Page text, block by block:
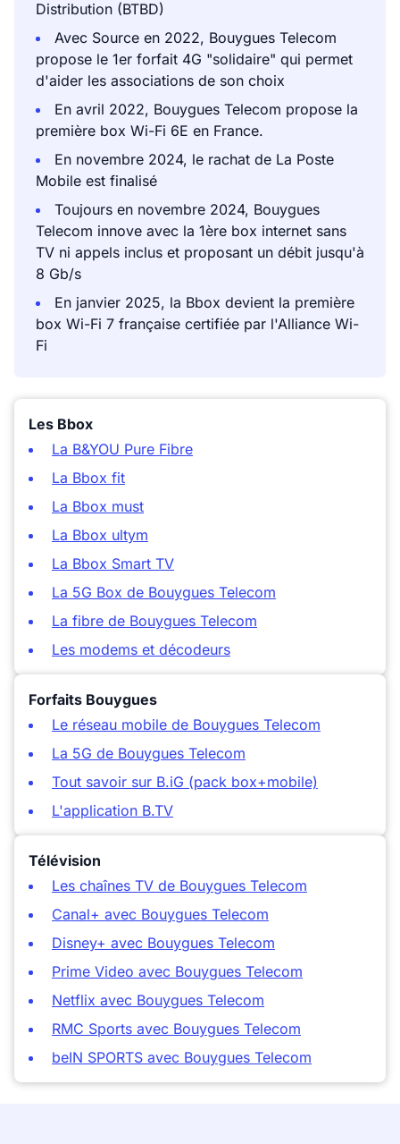
Distribution (BTBD)
Avec Source en 2022, Bouygues Telecom
propose le 1er forfait 4G "solidaire" qui permet
d'aider les associations de son choix
En avril 2022, Bouygues Telecom propose la
première box Wi-Fi 6E en France.
En novembre 2024, le rachat de La Poste
Mobile est finalisé
Toujours en novembre 2024, Bouygues
Telecom innove avec la 1ère box internet sans
TV ni appels inclus et proposant un débit jusqu'à
8 Gb/s
En janvier 2025, la Bbox devient la première
box Wi-Fi 7 française certifiée par l'Alliance Wi-
Fi
Les Bbox
La B&YOU Pure Fibre
La Bbox fit
La Bbox must
La Bbox ultym
La Bbox Smart TV
La 5G Box de Bouygues Telecom
La fibre de Bouygues Telecom
Les modems et décodeurs
Forfaits Bouygues
Le réseau mobile de Bouygues Telecom
La 5G de Bouygues Telecom
Tout savoir sur B.iG (pack box+mobile)
L'application B.TV
Télévision
Les chaînes TV de Bouygues Telecom
Canal+ avec Bouygues Telecom
Disney+ avec Bouygues Telecom
Prime Video avec Bouygues Telecom
Netflix avec Bouygues Telecom
RMC Sports avec Bouygues Telecom
beIN SPORTS avec Bouygues Telecom